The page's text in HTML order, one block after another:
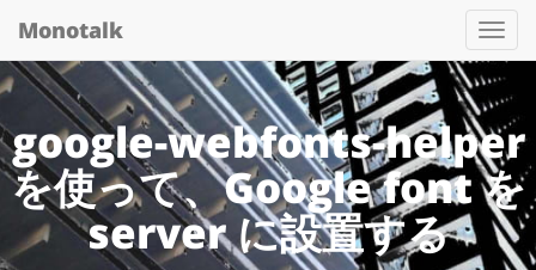
Monotalk
google-webfonts-helper
を使って、Google font を
server に設置する